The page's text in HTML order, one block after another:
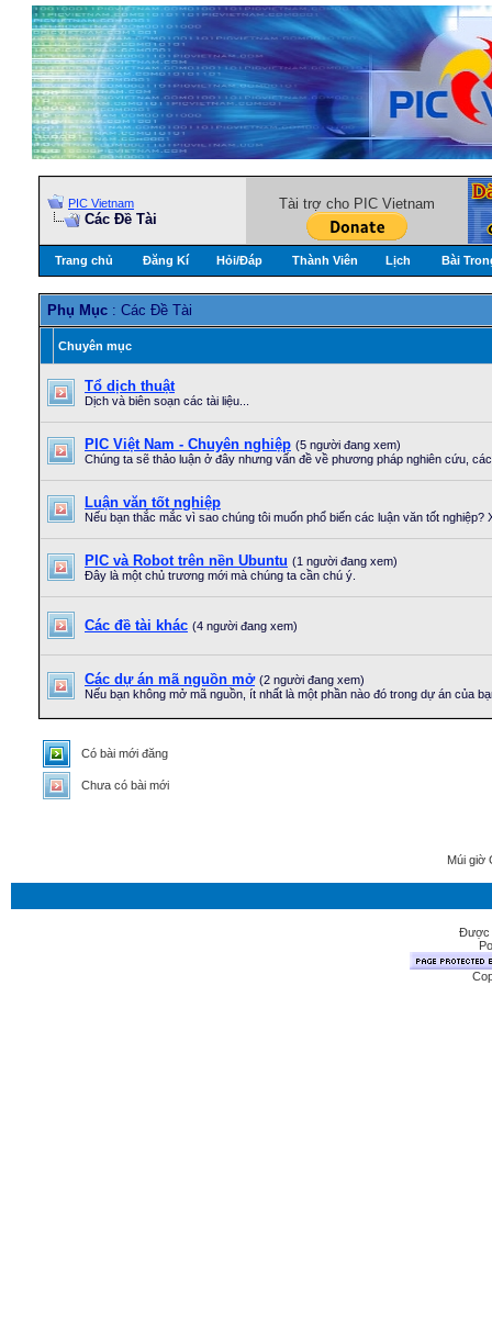
PIC Vietnam
Các Đề Tài
Tài trợ cho PIC Vietnam
Trang chủ Đăng Kí Hỏi/Ðáp Thành Viên Lịch Bài
Phụ Mục : Các Đề Tài
Chuyên mục
Tổ dịch thuật
Dịch và biên soạn các tài liệu...
PIC Việt Nam - Chuyên nghiệp (5 người đang xem)
Chúng ta sẽ thảo luận ở đây nhưng vấn đề về phương pháp nghiên cứu,
Luận văn tốt nghiệp
Nếu bạn thắc mắc vì sao chúng tôi muốn phổ biến các luận văn tốt nghiệp?
PIC và Robot trên nền Ubuntu (1 người đang xem)
Đây là một chủ trương mới mà chúng ta cần chú ý.
Các đề tài khác (4 người đang xem)
Các dự án mã nguồn mở (2 người đang xem)
Nếu bạn không mở mã nguồn, ít nhất là một phần nào đó trong dự án của
Có bài mới đăng
Chưa có bài mới
Múi giờ
Được